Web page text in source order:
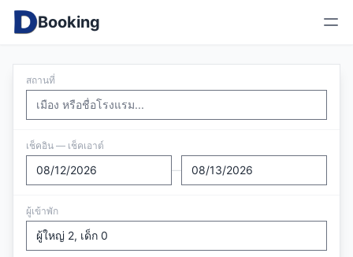
Booking
สถานที่
เช็คอิน — เช็คเอาต์
—
ผู้เข้าพัก